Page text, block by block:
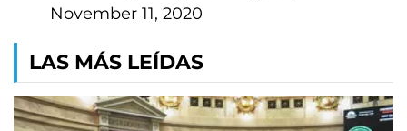
November 11, 2020
LAS MÁS LEÍDAS